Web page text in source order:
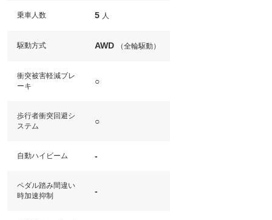
乗車人数 5 人
駆動方式 AWD （全輪駆動）
衝突被害軽減ブレ
ーキ
○
歩行者衝突回避シ
ステム
○
自動ハイビーム -
ペダル踏み間違い
時加速抑制
-